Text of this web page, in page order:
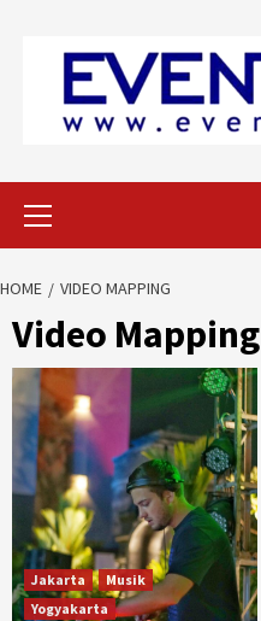
HOME VIDEO MAPPING
Video Mapping
Jakarta
Musik
Yogyakarta